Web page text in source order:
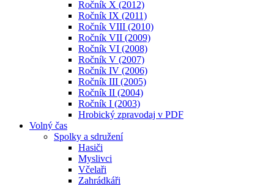
Ročník X (2012)
Ročník IX (2011)
Ročník VIII (2010)
Ročník VII (2009)
Ročník VI (2008)
Ročník V (2007)
Ročník IV (2006)
Ročník III (2005)
Ročník II (2004)
Ročník I (2003)
Hrobický zpravodaj v PDF
Volný čas
Spolky a sdružení
Hasiči
Myslivci
Včelaři
Zahrádkáři